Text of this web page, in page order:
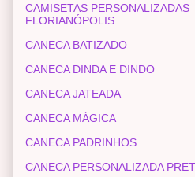
CAMISETAS PERSONALIZADAS
FLORIANÓPOLIS
CANECA BATIZADO
CANECA DINDA E DINDO
CANECA JATEADA
CANECA MÁGICA
CANECA PADRINHOS
CANECA PERSONALIZADA